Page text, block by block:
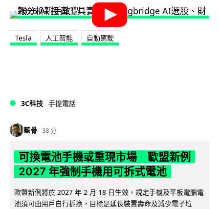
Tesla 人工智能 自動駕駛
3C科技 手提電話
藍骨 38 分
可換電池手機或重現市場 歐盟新例
2027 年強制手機用可拆式電池
歐盟新例將於 2027 年 2 月 18 日生效，規定手機及平板電腦電
池須可由用戶自行拆換，目標是延長裝置壽命及減少電子垃